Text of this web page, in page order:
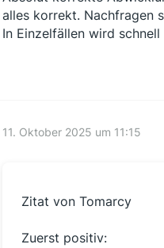
alles korrekt. Nachfragen
In Einzelfällen wird schnell
11. Oktober 2025 um 11:15
Zitat von Tomarcy
Zuerst positiv: